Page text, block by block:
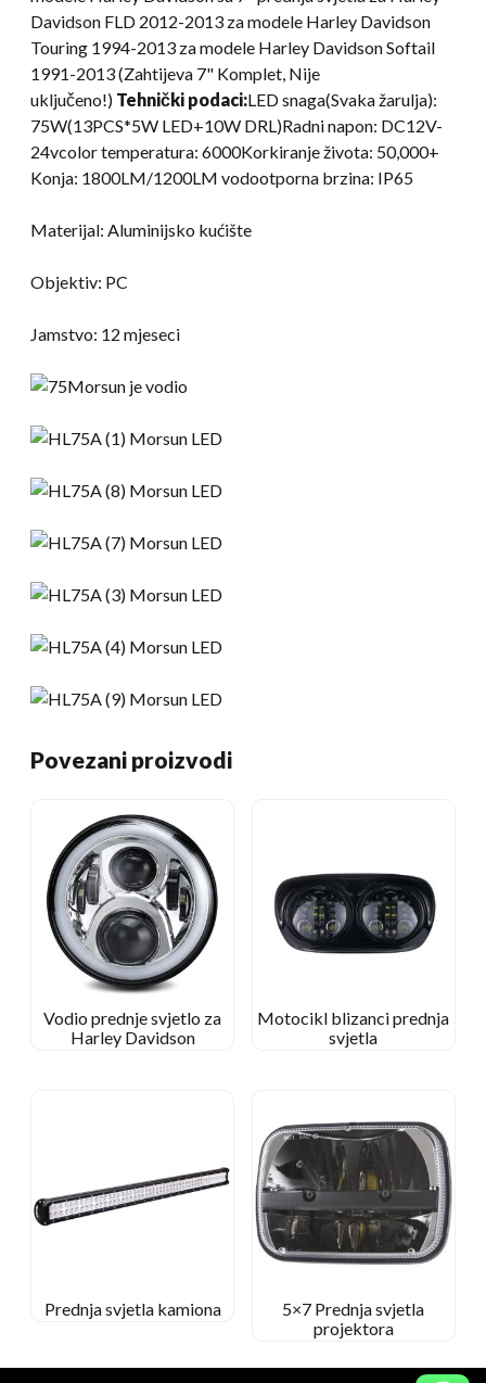
Davidson FLD 2012-2013 za modele Harley Davidson
Touring 1994-2013 za modele Harley Davidson Softail
1991-2013 (Zahtijeva 7" Komplet, Nije
uključeno!) Tehnički podaci:LED snaga(Svaka žarulja):
75W(13PCS*5W LED+10W DRL)Radni napon: DC12V-
24vcolor temperatura: 6000Korkiranje života: 50,000+
Konja: 1800LM/1200LM vodootporna brzina: IP65
Materijal: Aluminijsko kućište
Objektiv: PC
Jamstvo: 12 mjeseci
Povezani proizvodi
Vodio prednje svjetlo za
Harley Davidson
Motocikl blizanci prednja
svjetla
Prednja svjetla kamiona
5×7 Prednja svjetla
projektora